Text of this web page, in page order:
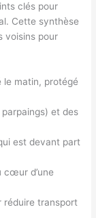
clés pour
Cette synthèse
voisins pour
le matin, protégé
et des
est devant part
cœur d’une
réduire transport